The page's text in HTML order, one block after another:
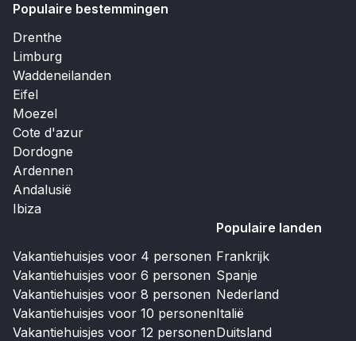
Populaire bestemmingen
Drenthe
Limburg
Waddeneilanden
Eifel
Moezel
Cote d'azur
Dordogne
Ardennen
Andalusië
Ibiza
Vakantiehuisjes voor 4 personen
Vakantiehuisjes voor 6 personen
Vakantiehuisjes voor 8 personen
Vakantiehuisjes voor 10 personen
Vakantiehuisjes voor 12 personen
Populaire landen
Frankrijk
Spanje
Nederland
Italië
Duitsland